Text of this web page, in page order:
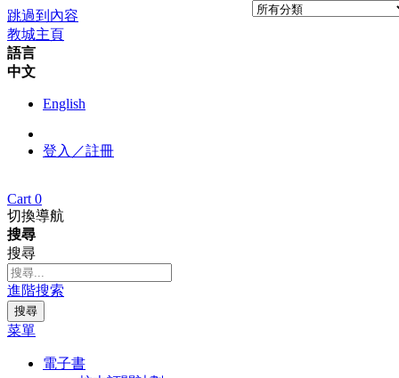
跳過到內容
教城主頁
語言
中文
English
登入／註冊
Cart 0
切換導航
搜尋
搜尋
進階搜索
搜尋
菜單
電子書